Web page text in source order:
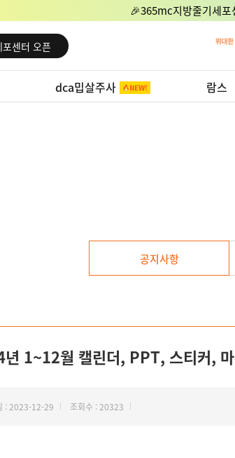
8월
센터 오픈
센터 오픈
센터 오픈
픈
dca밉살주사 람스
공지사항
년 1~12월 캘린더, PPT, 스티커,
: 2023-12-29 조회수 : 20323